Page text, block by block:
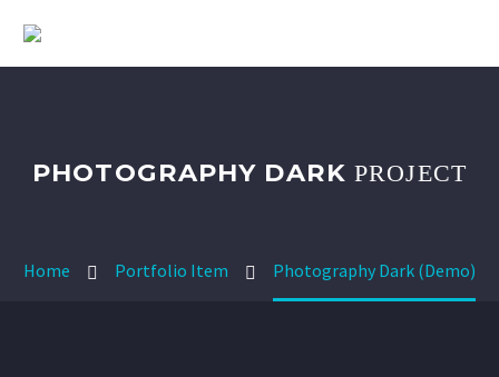
PHOTOGRAPHY DARKPROJECT
Home Portfolio Item Photography Dark (Demo)